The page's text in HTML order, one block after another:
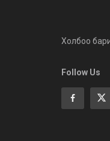
Холбоо
Follow Us